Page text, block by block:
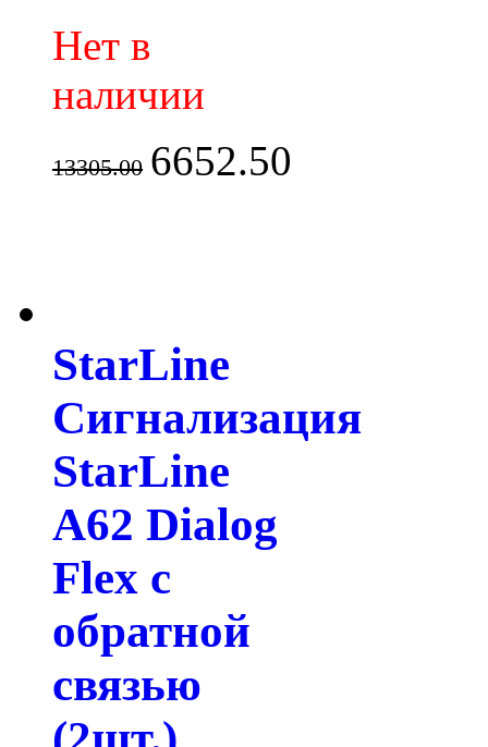
Нет в
наличии
13305.00 6652.50
StarLine
Сигнализация
StarLine
A62 Dialog
Flex с
обратной
связью